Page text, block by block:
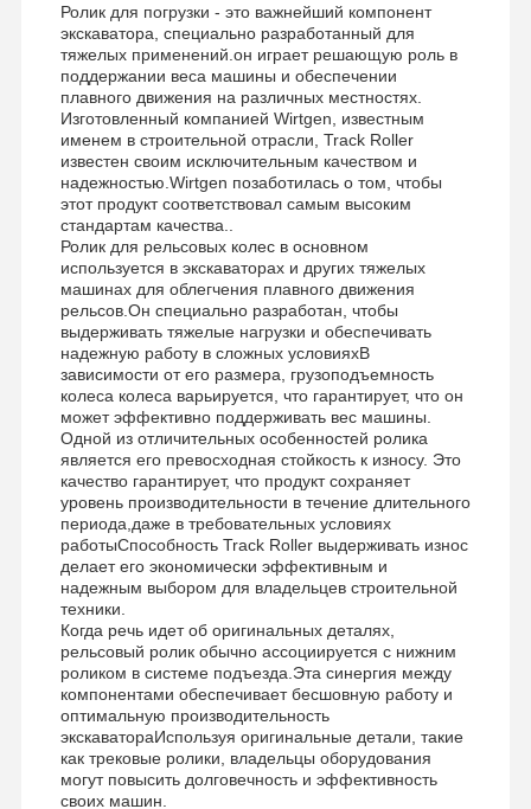
Ролик для погрузки - это важнейший компонент
экскаватора, специально разработанный для
тяжелых применений.он играет решающую роль в
поддержании веса машины и обеспечении
плавного движения на различных местностях.
Изготовленный компанией Wirtgen, известным
именем в строительной отрасли, Track Roller
известен своим исключительным качеством и
надежностью.Wirtgen позаботилась о том, чтобы
этот продукт соответствовал самым высоким
стандартам качества..
Ролик для рельсовых колес в основном
используется в экскаваторах и других тяжелых
машинах для облегчения плавного движения
рельсов.Он специально разработан, чтобы
выдерживать тяжелые нагрузки и обеспечивать
надежную работу в сложных условияхВ
зависимости от его размера, грузоподъемность
колеса колеса варьируется, что гарантирует, что он
может эффективно поддерживать вес машины.
Одной из отличительных особенностей ролика
является его превосходная стойкость к износу. Это
качество гарантирует, что продукт сохраняет
уровень производительности в течение длительного
периода,даже в требовательных условиях
работыСпособность Track Roller выдерживать износ
делает его экономически эффективным и
надежным выбором для владельцев строительной
техники.
Когда речь идет об оригинальных деталях,
рельсовый ролик обычно ассоциируется с нижним
роликом в системе подъезда.Эта синергия между
компонентами обеспечивает бесшовную работу и
оптимальную производительность
экскаватораИспользуя оригинальные детали, такие
как трековые ролики, владельцы оборудования
могут повысить долговечность и эффективность
своих машин.